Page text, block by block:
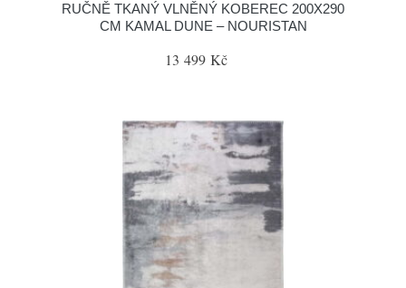
RUČNĚ TKANÝ VLNĚNÝ KOBEREC 200X290
CM KAMAL DUNE – NOURISTAN
13 499 Kč